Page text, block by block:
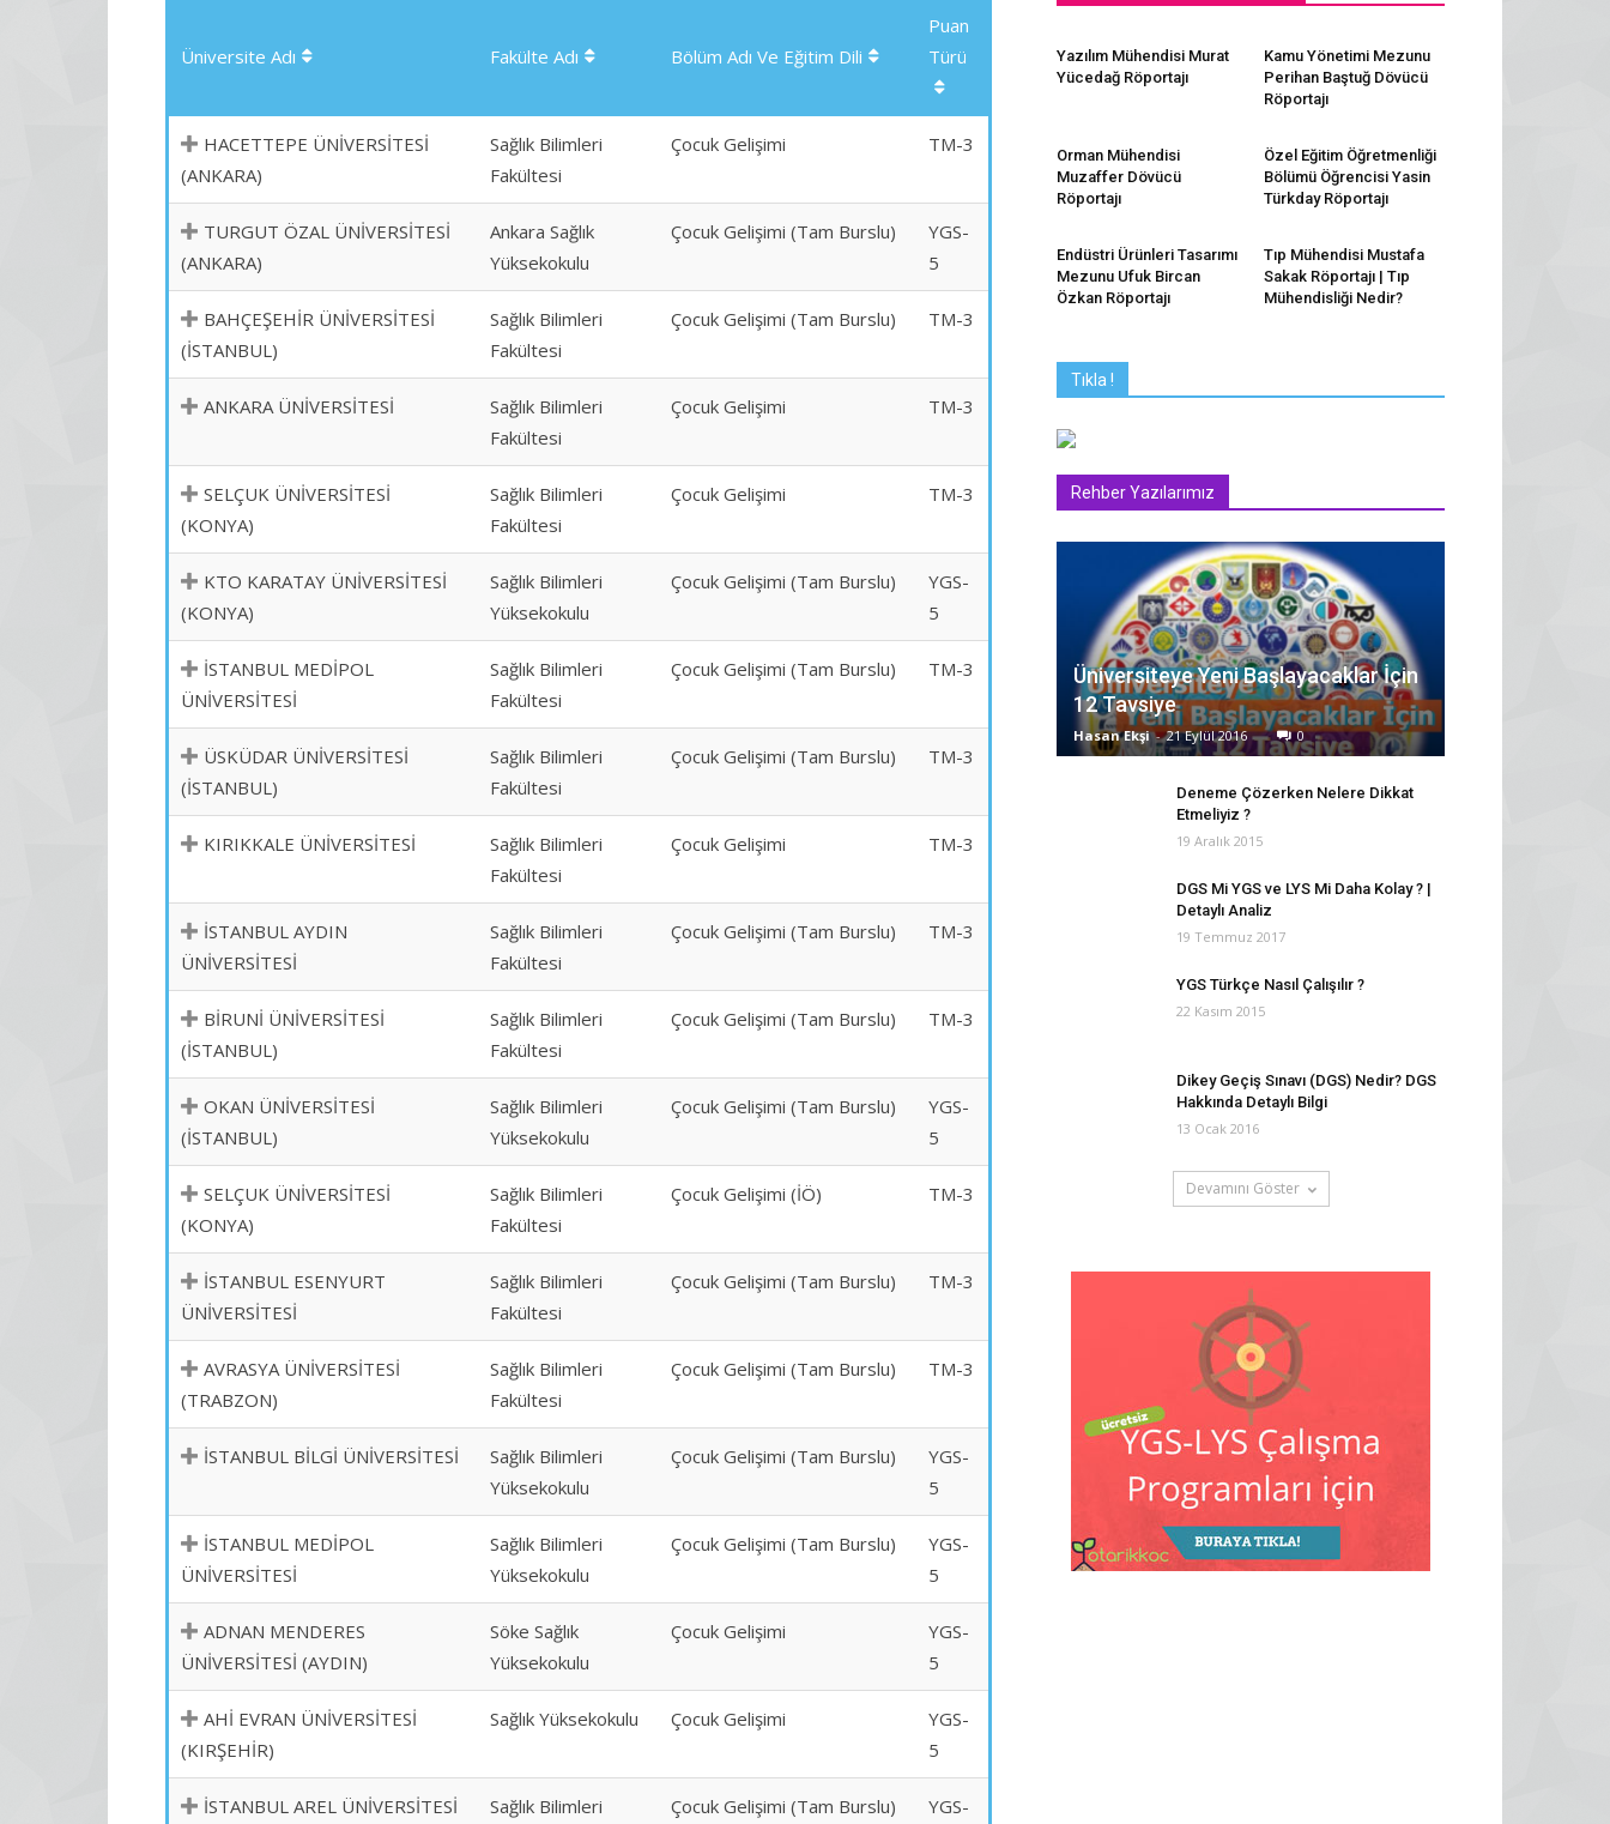
Üniversite Adı Fakülte Adı Bölüm Adı Ve Eğitim Dili
Puan
Türü
HACETTEPE ÜNİVERSİTESİ
(ANKARA)
Sağlık Bilimleri
Fakültesi
Çocuk Gelişimi TM-3
TURGUT ÖZAL ÜNİVERSİTESİ
(ANKARA)
Ankara Sağlık
Yüksekokulu
Çocuk Gelişimi (Tam Burslu)
YGS-
5
BAHÇEŞEHİR ÜNİVERSİTESİ
(İSTANBUL)
Sağlık Bilimleri
Fakültesi
Çocuk Gelişimi (Tam Burslu) TM-3
ANKARA ÜNİVERSİTESİ
Sağlık Bilimleri
Fakültesi
Çocuk Gelişimi TM-3
SELÇUK ÜNİVERSİTESİ
(KONYA)
Sağlık Bilimleri
Fakültesi
Çocuk Gelişimi TM-3
KTO KARATAY ÜNİVERSİTESİ
(KONYA)
Sağlık Bilimleri
Yüksekokulu
Çocuk Gelişimi (Tam Burslu)
YGS-
5
İSTANBUL MEDİPOL
ÜNİVERSİTESİ
Sağlık Bilimleri
Fakültesi
Çocuk Gelişimi (Tam Burslu) TM-3
ÜSKÜDAR ÜNİVERSİTESİ
(İSTANBUL)
Sağlık Bilimleri
Fakültesi
Çocuk Gelişimi (Tam Burslu) TM-3
KIRIKKALE ÜNİVERSİTESİ
Sağlık Bilimleri
Fakültesi
Çocuk Gelişimi TM-3
İSTANBUL AYDIN
ÜNİVERSİTESİ
Sağlık Bilimleri
Fakültesi
Çocuk Gelişimi (Tam Burslu) TM-3
BİRUNİ ÜNİVERSİTESİ
(İSTANBUL)
Sağlık Bilimleri
Fakültesi
Çocuk Gelişimi (Tam Burslu) TM-3
OKAN ÜNİVERSİTESİ
(İSTANBUL)
Sağlık Bilimleri
Yüksekokulu
Çocuk Gelişimi (Tam Burslu)
YGS-
5
SELÇUK ÜNİVERSİTESİ
(KONYA)
Sağlık Bilimleri
Fakültesi
Çocuk Gelişimi (İÖ) TM-3
İSTANBUL ESENYURT
ÜNİVERSİTESİ
Sağlık Bilimleri
Fakültesi
Çocuk Gelişimi (Tam Burslu) TM-3
AVRASYA ÜNİVERSİTESİ
(TRABZON)
Sağlık Bilimleri
Fakültesi
Çocuk Gelişimi (Tam Burslu) TM-3
İSTANBUL BİLGİ ÜNİVERSİTESİ
Sağlık Bilimleri
Yüksekokulu
Çocuk Gelişimi (Tam Burslu)
YGS-
5
İSTANBUL MEDİPOL
ÜNİVERSİTESİ
Sağlık Bilimleri
Yüksekokulu
Çocuk Gelişimi (Tam Burslu)
YGS-
5
ADNAN MENDERES
ÜNİVERSİTESİ (AYDIN)
Söke Sağlık
Yüksekokulu
Çocuk Gelişimi
YGS-
5
AHİ EVRAN ÜNİVERSİTESİ
(KIRŞEHİR)
Sağlık Yüksekokulu Çocuk Gelişimi
YGS-
5
İSTANBUL AREL ÜNİVERSİTESİ
Sağlık Bilimleri
Çocuk Gelişimi (Tam Burslu)
YGS-
Yazılım Mühendisi Murat
Yücedağ Röportajı
Kamu Yönetimi Mezunu
Perihan Baştuğ Dövücü
Röportajı
Orman Mühendisi
Muzaffer Dövücü
Röportajı
Özel Eğitim Öğretmenliği
Bölümü Öğrencisi Yasin
Türkday Röportajı
Endüstri Ürünleri Tasarımı
Mezunu Ufuk Bircan
Özkan Röportajı
Tıp Mühendisi Mustafa
Sakak Röportajı | Tıp
Mühendisliği Nedir?
Tıkla !
Rehber Yazılarımız
Üniversiteye Yeni Başlayacaklar İçin
12 Tavsiye
Hasan Ekşi - 21 Eylül 2016 0
Deneme Çözerken Nelere Dikkat
Etmeliyiz ?
19 Aralık 2015
DGS Mi YGS ve LYS Mi Daha Kolay ? |
Detaylı Analiz
19 Temmuz 2017
YGS Türkçe Nasıl Çalışılır ?
22 Kasım 2015
Dikey Geçiş Sınavı (DGS) Nedir? DGS
Hakkında Detaylı Bilgi
13 Ocak 2016
Devamını Göster